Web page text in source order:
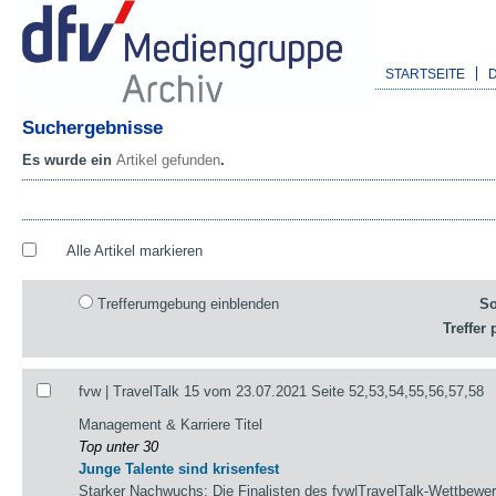
STARTSEITE
Suchergebnisse
Es wurde ein Artikel gefunden.
Alle Artikel markieren
Trefferumgebung einblenden
Treffer
fvw | TravelTalk 15 vom 23.07.2021 Seite 52,53,54,55,56,57,58
Management & Karriere Titel
Top unter 30
Junge Talente sind krisenfest
Starker Nachwuchs: Die Finalisten des fvw|TravelTalk-